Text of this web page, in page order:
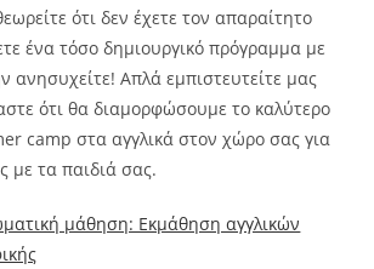
ότι δεν έχετε τον απαραίτητο
ένα τόσο δημιουργικό πρόγραμμα με
ανησυχείτε! Απλά εμπιστευτείτε μας
ότι θα διαμορφώσουμε το καλύτερο
camp στα αγγλικά στον χώρο σας για
με τα παιδιά σας.
μάθηση: Εκμάθηση αγγλικών